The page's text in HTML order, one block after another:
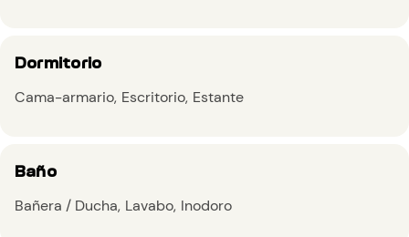
Dormitorio
Cama-armario Escritorio Estante
Baño
Bañera / Ducha Lavabo Inodoro